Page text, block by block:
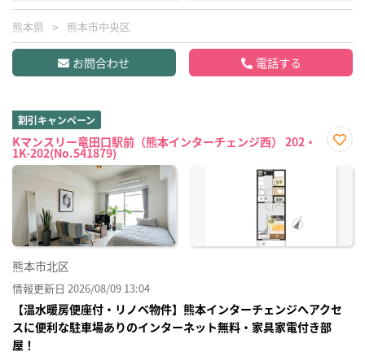
熊本県 熊本市中央区
お問合わせ 電話する
割引キャンペーン
Kマンスリー竜田口駅前（熊本インターチェンジ西） 202・
1K-202(No.541879)
に入
熊本市北区
情報更新日 2026/08/09 13:04
【温水暖房便座付・リノベ物件】熊本インターチェンジへアクセ
スに便利な駐車場ありのインターネット無料・家具家電付き部
屋！